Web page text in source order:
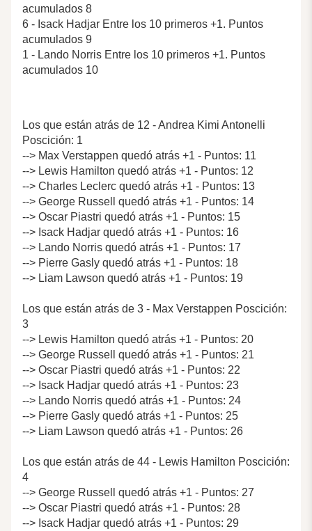
acumulados 8
6 - Isack Hadjar Entre los 10 primeros +1. Puntos
acumulados 9
1 - Lando Norris Entre los 10 primeros +1. Puntos
acumulados 10
Los que están atrás de 12 - Andrea Kimi Antonelli
Poscición: 1
--> Max Verstappen quedó atrás +1 - Puntos: 11
--> Lewis Hamilton quedó atrás +1 - Puntos: 12
--> Charles Leclerc quedó atrás +1 - Puntos: 13
--> George Russell quedó atrás +1 - Puntos: 14
--> Oscar Piastri quedó atrás +1 - Puntos: 15
--> Isack Hadjar quedó atrás +1 - Puntos: 16
--> Lando Norris quedó atrás +1 - Puntos: 17
--> Pierre Gasly quedó atrás +1 - Puntos: 18
--> Liam Lawson quedó atrás +1 - Puntos: 19
Los que están atrás de 3 - Max Verstappen Poscición:
3
--> Lewis Hamilton quedó atrás +1 - Puntos: 20
--> George Russell quedó atrás +1 - Puntos: 21
--> Oscar Piastri quedó atrás +1 - Puntos: 22
--> Isack Hadjar quedó atrás +1 - Puntos: 23
--> Lando Norris quedó atrás +1 - Puntos: 24
--> Pierre Gasly quedó atrás +1 - Puntos: 25
--> Liam Lawson quedó atrás +1 - Puntos: 26
Los que están atrás de 44 - Lewis Hamilton Poscición:
4
--> George Russell quedó atrás +1 - Puntos: 27
--> Oscar Piastri quedó atrás +1 - Puntos: 28
--> Isack Hadjar quedó atrás +1 - Puntos: 29